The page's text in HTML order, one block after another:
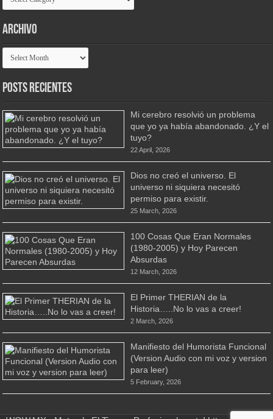
Archivo
Archivo
Posts Recientes
Mi cerebro resolvió un problema
que yo ya había abandonado. ¿Y el
tuyo?
22 April, 2026
Dios no creó el universo. El
universo ni siquiera necesitó
permiso para existir.
25 March, 2026
100 Cosas Que Eran Normales
(1980-2005) y Hoy Parecen
Absurdas
12 March, 2026
El Primer THERIAN de la
Historia…..No lo vas a creer!
2 March, 2026
Manifiesto del Humorista Funcional
(Version Audio con mi voz y version
para leer)
5 February, 2026